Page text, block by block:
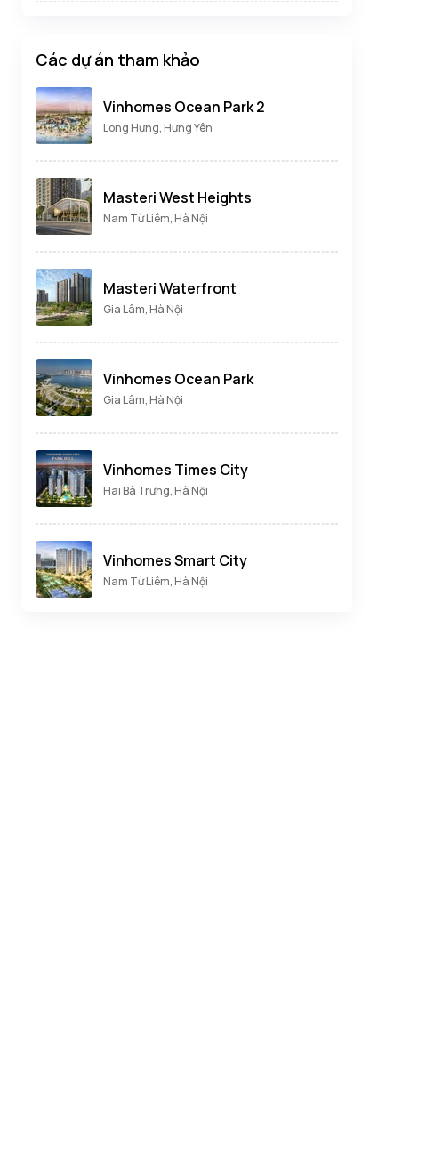
Các dự án tham khảo
Vinhomes Ocean Park 2
Long Hưng, Hưng Yên
Masteri West Heights
Nam Từ Liêm, Hà Nội
Masteri Waterfront
Gia Lâm, Hà Nội
Vinhomes Ocean Park
Gia Lâm, Hà Nội
Vinhomes Times City
Hai Bà Trưng, Hà Nội
Vinhomes Smart City
Nam Từ Liêm, Hà Nội